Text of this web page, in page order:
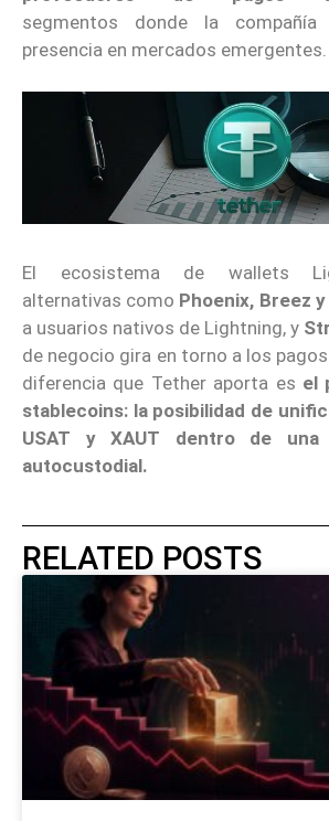
segmentos donde la
presencia en mercados emergentes.
El ecosistema de wallets
alternativas como Phoenix, Breez
a usuarios nativos de Lightning, y
de negocio gira en torno a los
diferencia que Tether aporta es el
stablecoins: la posibilidad de
USAT y XAUT dentro de una
autocustodial.
RELATED POSTS